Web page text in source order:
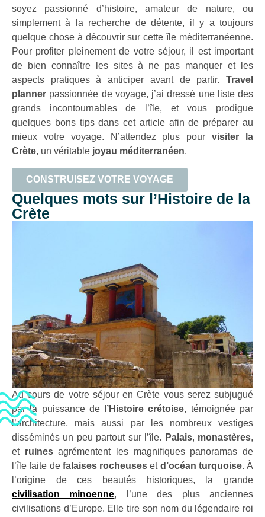
soyez passionné d’histoire, amateur de nature, ou
simplement à la recherche de détente, il y a toujours
quelque chose à découvrir sur cette île méditerranéenne.
Pour profiter pleinement de votre séjour, il est important
de bien connaître les sites à ne pas manquer et les
aspects pratiques à anticiper avant de partir. Travel
planner passionnée de voyage, j’ai dressé une liste des
grands incontournables de l’île, et vous prodigue
quelques bons tips dans cet article afin de préparer au
mieux votre voyage. N’attendez plus pourvisiter la
Crète, un véritable joyau méditerranéen.
CONSTRUISEZ VOTRE VOYAGE
Quelques mots sur l’Histoire de la
Crète
Au cours de votre séjour en Crète vous serez subjugué
par la puissance de
l’Histoire crétoise, témoignée par
l’architecture, mais aussi par les nombreux vestiges
disséminés un peu partout sur l’île. Palais, monastères,
et ruinesagrémentent les magnifiques panoramas de
l’île faite de falaises rocheuses et d’océan turquoise. À
l’origine de ces beautés historiques, la grande
civilisation minoenne, l’une des plus anciennes
civilisations d’Europe. Elle tire son nom du légendaire roi